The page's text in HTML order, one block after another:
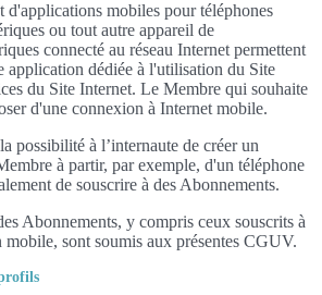
d'applications mobiles pour téléphones
ou tout autre appareil de
connecté au réseau Internet permettent
application dédiée à l'utilisation du Site
du Site Internet. Le Membre qui souhaite
d'une connexion à Internet mobile.
possibilité à l’internaute de créer un
à partir, par exemple, d'un téléphone
de souscrire à des Abonnements.
Abonnements, y compris ceux souscrits à
mobile, sont soumis aux présentes CGUV.